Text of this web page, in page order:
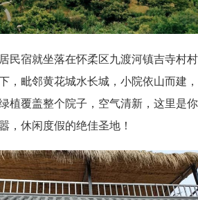
民宿就坐落在怀柔区九渡河镇吉寺村
，毗邻黄花城水长城，小院依山而建
植覆盖整个院子，空气清新，这里是
，休闲度假的绝佳圣地！